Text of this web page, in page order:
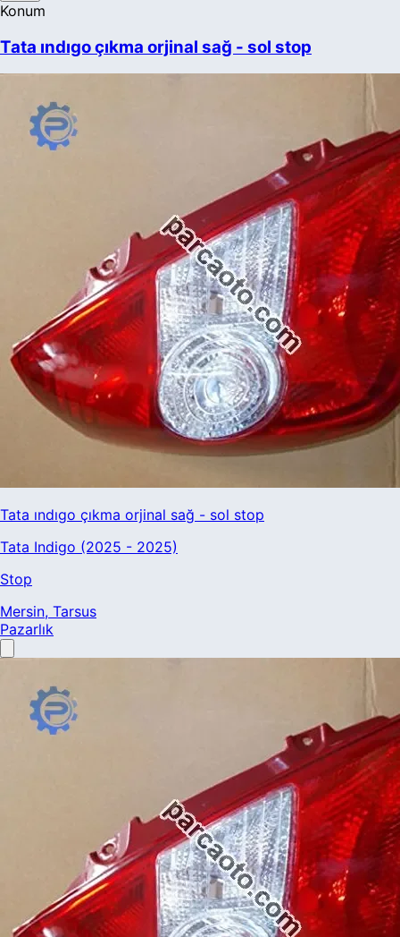
Konum
Tata ındıgo çıkma orjinal sağ - sol stop
Tata ındıgo çıkma orjinal sağ - sol stop
Tata Indigo (2025 - 2025)
Stop
Mersin, Tarsus
Pazarlık